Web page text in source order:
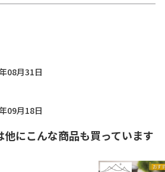
08月31日
09月18日
他にこんな商品も買っています